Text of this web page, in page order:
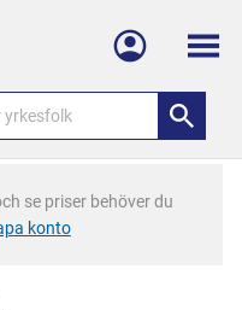
Meny
se priser behöver du
konto